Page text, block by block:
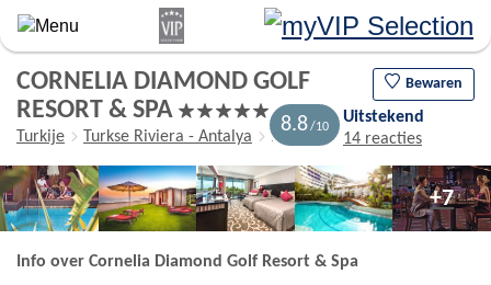
Overslaan
en
de
algemene
inhoud
CORNELIA DIAMOND GOLF
RESORT & SPA
Bewaren
Turkije Turkse Riviera - Antalya Belek
8.8
Uitstekend
14 reacties
+7
Info over Cornelia Diamond Golf Resort & Spa